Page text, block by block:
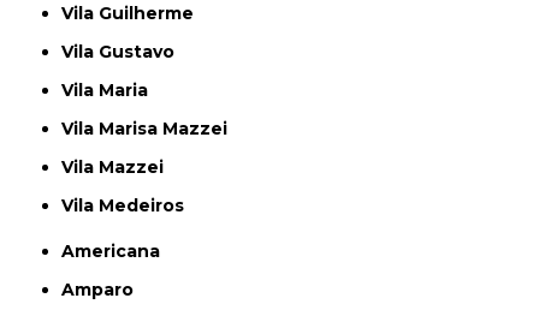
Vila Guilherme
Vila Gustavo
Vila Maria
Vila Marisa Mazzei
Vila Mazzei
Vila Medeiros
Americana
Amparo